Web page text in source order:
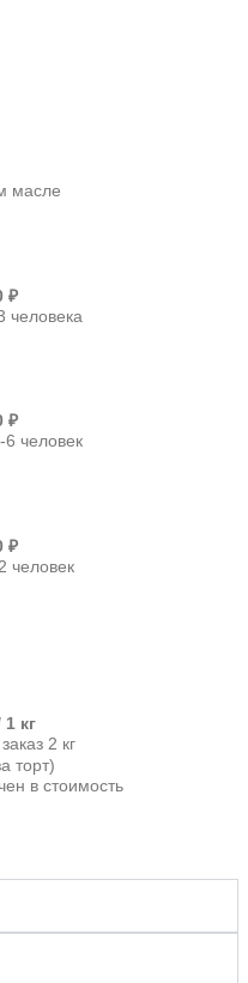
масле
₽
человека
₽
человек
₽
человек
кг
2 кг
торт)
в стоимость